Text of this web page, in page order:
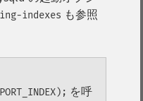
indexes も参照
を呼